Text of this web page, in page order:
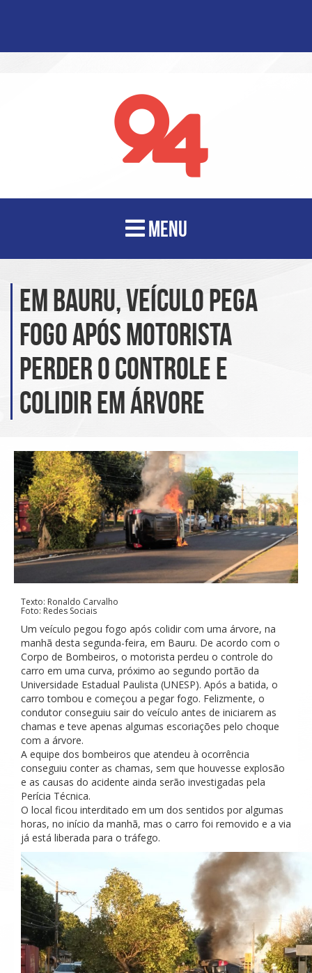
MENU
Em Bauru, veículo pega
fogo após motorista
perder o controle e
colidir em árvore
Texto: Ronaldo Carvalho
Foto: Redes Sociais
Um veículo pegou fogo após colidir com uma árvore, na
manhã desta segunda-feira, em Bauru. De acordo com o
Corpo de Bombeiros, o motorista perdeu o controle do
carro em uma curva, próximo ao segundo portão da
Universidade Estadual Paulista (UNESP). Após a batida, o
carro tombou e começou a pegar fogo. Felizmente, o
condutor conseguiu sair do veículo antes de iniciarem as
chamas e teve apenas algumas escoriações pelo choque
com a árvore.
A equipe dos bombeiros que atendeu à ocorrência
conseguiu conter as chamas, sem que houvesse explosão
e as causas do acidente ainda serão investigadas pela
Perícia Técnica.
O local ficou interditado em um dos sentidos por algumas
horas, no início da manhã, mas o carro foi removido e a via
já está liberada para o tráfego.